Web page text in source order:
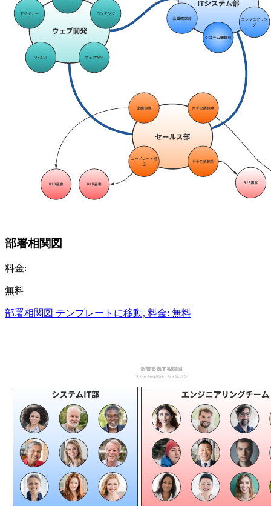
部署相関図
料金:
無料
部署相関図 テンプレートに移動, 料金: 無料